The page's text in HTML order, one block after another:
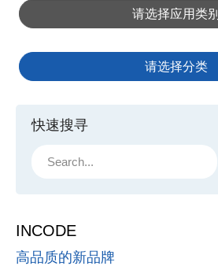
请选择应用类别
请选择分类
快速搜寻
INCODE
高品质的新品牌